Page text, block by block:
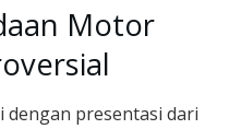
Motor
presentasi dari